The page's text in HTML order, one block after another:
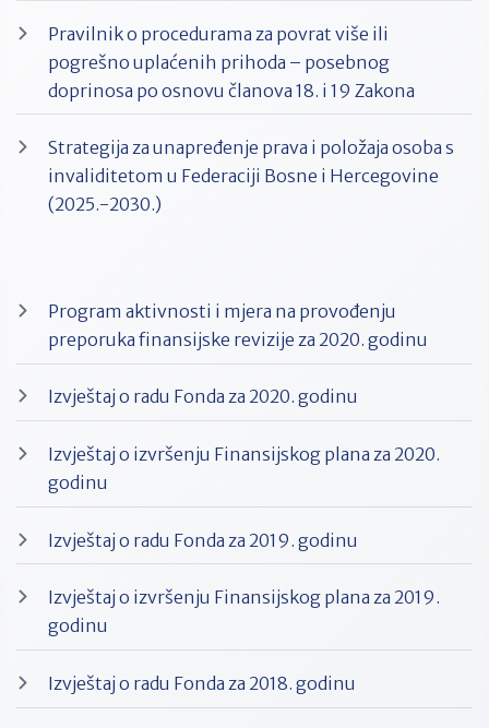
Pravilnik o procedurama za povrat više ili
pogrešno uplaćenih prihoda – posebnog
doprinosa po osnovu članova 18. i 19 Zakona
Strategija za unapređenje prava i položaja osoba s
invaliditetom u Federaciji Bosne i Hercegovine
(2025.-2030.)
Program aktivnosti i mjera na provođenju
preporuka finansijske revizije za 2020. godinu
Izvještaj o radu Fonda za 2020. godinu
Izvještaj o izvršenju Finansijskog plana za 2020.
godinu
Izvještaj o radu Fonda za 2019. godinu
Izvještaj o izvršenju Finansijskog plana za 2019.
godinu
Izvještaj o radu Fonda za 2018. godinu